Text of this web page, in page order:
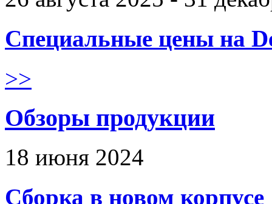
Специальные цены на
>>
Обзоры продукции
18 июня 2024
Сборка в новом